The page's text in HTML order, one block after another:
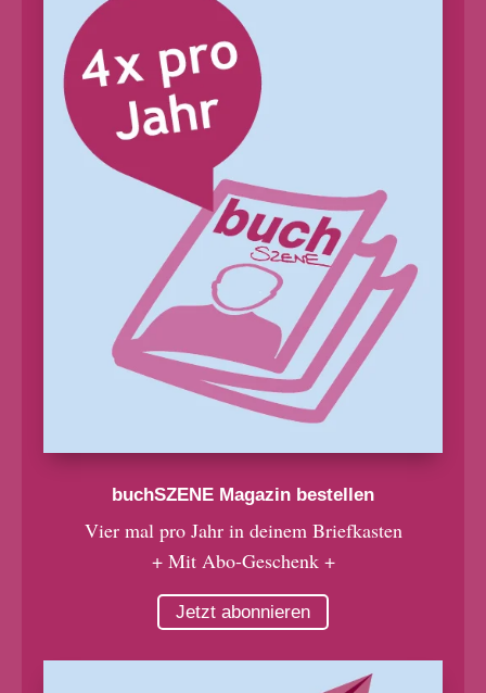
buchSZENE Magazin bestellen
Vier mal pro Jahr in deinem Briefkasten
+ Mit Abo-Geschenk +
Jetzt abonnieren